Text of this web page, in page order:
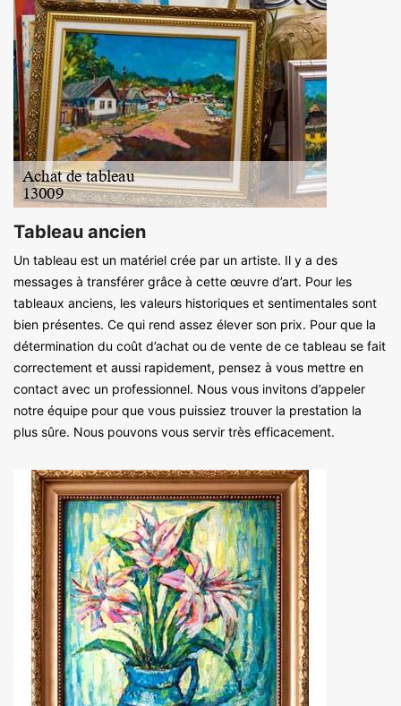
Tableau ancien
Un tableau est un matériel crée par un artiste. Il y a des
messages à transférer grâce à cette œuvre d’art. Pour les
tableaux anciens, les valeurs historiques et sentimentales sont
bien présentes. Ce qui rend assez élever son prix. Pour que la
détermination du coût d’achat ou de vente de ce tableau se fait
correctement et aussi rapidement, pensez à vous mettre en
contact avec un professionnel. Nous vous invitons d’appeler
notre équipe pour que vous puissiez trouver la prestation la
plus sûre. Nous pouvons vous servir très efficacement.